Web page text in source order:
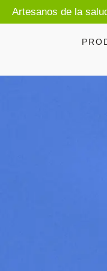
Artesanos de la